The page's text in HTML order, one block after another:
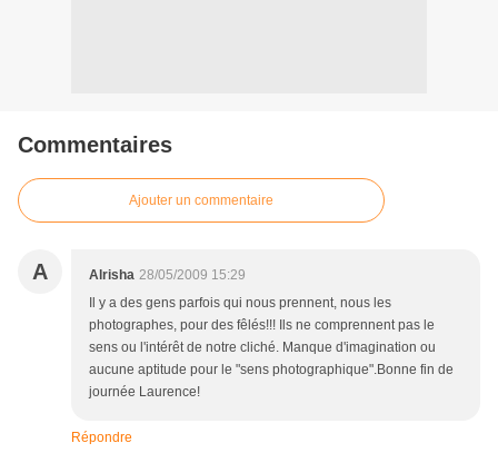
Commentaires
Ajouter un commentaire
A Alrisha 28/05/2009 15:29
Il y a des gens parfois qui nous prennent, nous les
photographes, pour des fêlés!!! Ils ne comprennent pas le
sens ou l'intérêt de notre cliché. Manque d'imagination ou
aucune aptitude pour le "sens photographique".Bonne fin de
journée Laurence!
Répondre